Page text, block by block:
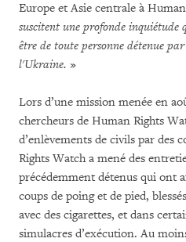
Europe et Asie centrale à
suscitent une profonde
être de toute personne détenue
l'Ukraine. »
Lors d’une mission menée en
chercheurs de Human Rights
d’enlèvements de civils par des
Rights Watch a mené des
précédemment détenus qui ont
coups de poing et de pied,
avec des cigarettes, et dans
simulacres d’exécution. Au